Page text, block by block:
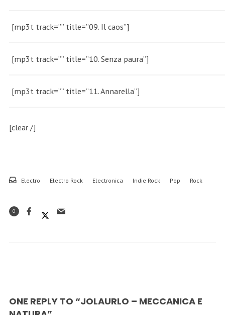
[mp3t track=”” title=”09. Il caos”]
[mp3t track=”” title=”10. Senza paura”]
[mp3t track=”” title=”11. Annarella”]
[clear /]
Electro Electro Rock Electronica Indie Rock Pop Rock
0
ONE REPLY TO “JOLAURLO – MECCANICA E